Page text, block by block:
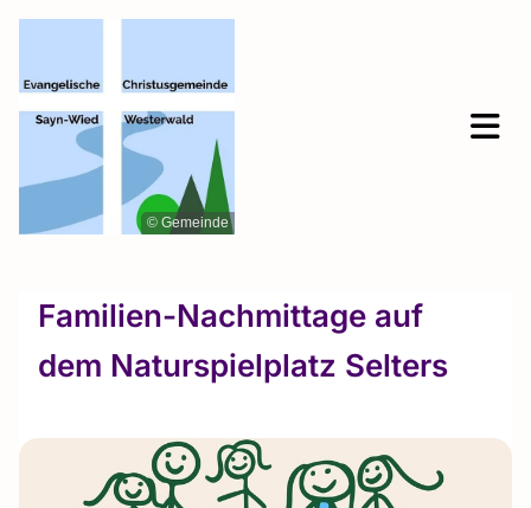
© Gemeinde
Familien-Nachmittage auf
dem Naturspielplatz Selters